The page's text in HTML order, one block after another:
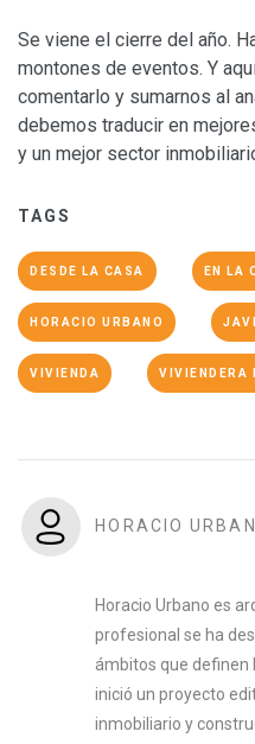
Se viene el cierre del año.
montones de eventos. Y
comentarlo y sumarnos al
debemos traducir en
y un mejor sector
TAGS
DESDE LA CASA EN LA
HORACIO URBANO
VIVIENDA VIVIENDERA
HORACIO
Horacio Urbano es
profesional se ha
ámbitos que definen
inició un proyecto
inmobiliario y